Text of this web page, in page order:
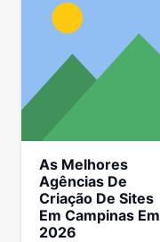
As Melhores
Agências De
Criação De Sites
Em Campinas Em
2026